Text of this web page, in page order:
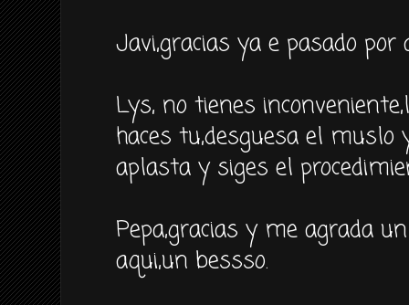
Javi,gracias ya e pasado por
Lys, no tienes
haces tu,desguesa el
aplasta y siges el
Pepa,gracias y me agrada
aqui,un bessso.